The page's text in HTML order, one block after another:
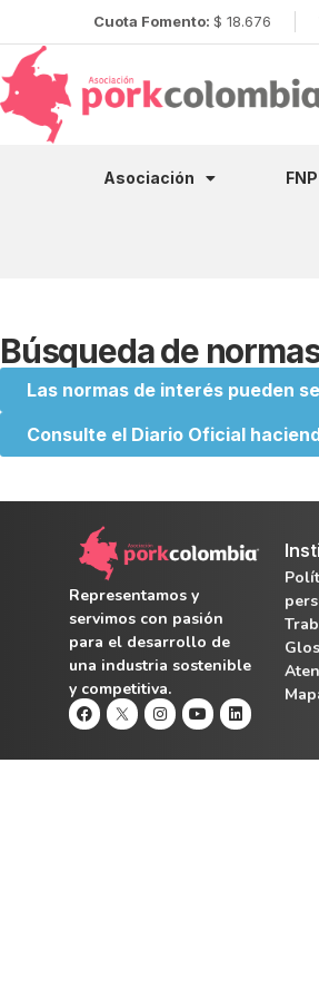
Cuota Fomento: $ 18.676
Asociación FNP
Búsqueda de
Las normas de interés pueden
Consulte el Diario Oficial
Representamos y
servimos con pasión
para el desarrollo de
una industria sostenible
y competitiva.